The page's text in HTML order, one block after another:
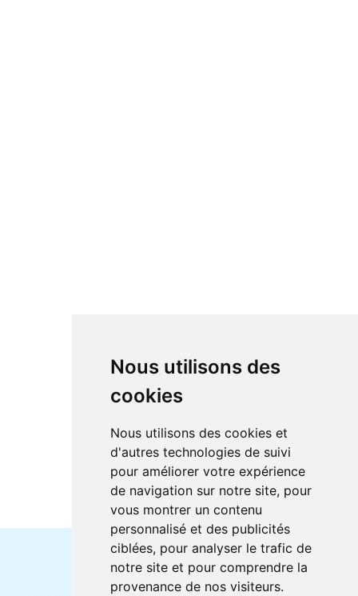
Nous utilisons des
cookies
Nous utilisons des cookies et
d'autres technologies de suivi
pour améliorer votre expérience
de navigation sur notre site, pour
vous montrer un contenu
personnalisé et des publicités
ciblées, pour analyser le trafic de
notre site et pour comprendre la
provenance de nos visiteurs.
Horaires et offres actuels